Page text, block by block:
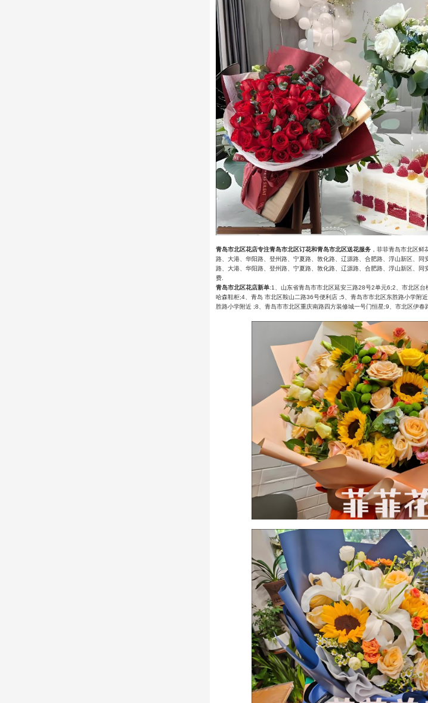
青岛市北区花店专注青岛市北区订花和青岛市北区送花服务 ，菲菲青岛市北区
路、大港、华阳路、登州路、宁夏路、敦化路、辽源路、合肥路、浮山新区、
路、大港、华阳路、登州路、宁夏路、敦化路、辽源路、合肥路、浮山新区、
费.
青岛市北区花店新单:1、山东省青岛市市北区延安三路28号2单元6;2、市北区
哈森鞋柜;4、青岛 市北区鞍山二路36号便利店 ;5、青岛市市北区东胜路小学附
胜路小学附近 ;8、青岛市市北区重庆南路四方装修城一号门恒星;9、市北区伊